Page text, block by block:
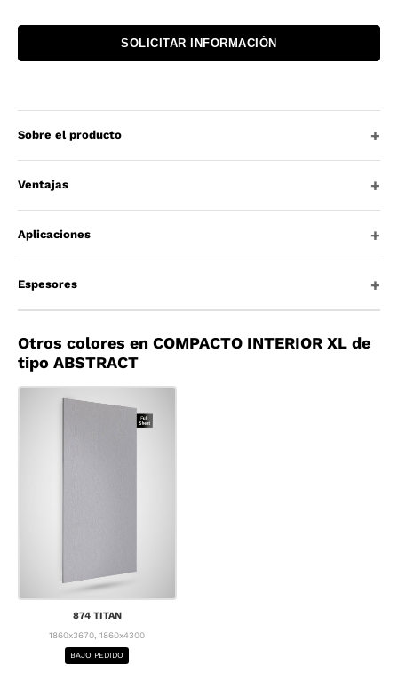
SOLICITAR INFORMACIÓN
Sobre el producto
Ventajas
Aplicaciones
Espesores
Otros colores en COMPACTO INTERIOR XL de
tipo ABSTRACT
874 TITAN
1860x3670, 1860x4300
BAJO PEDIDO